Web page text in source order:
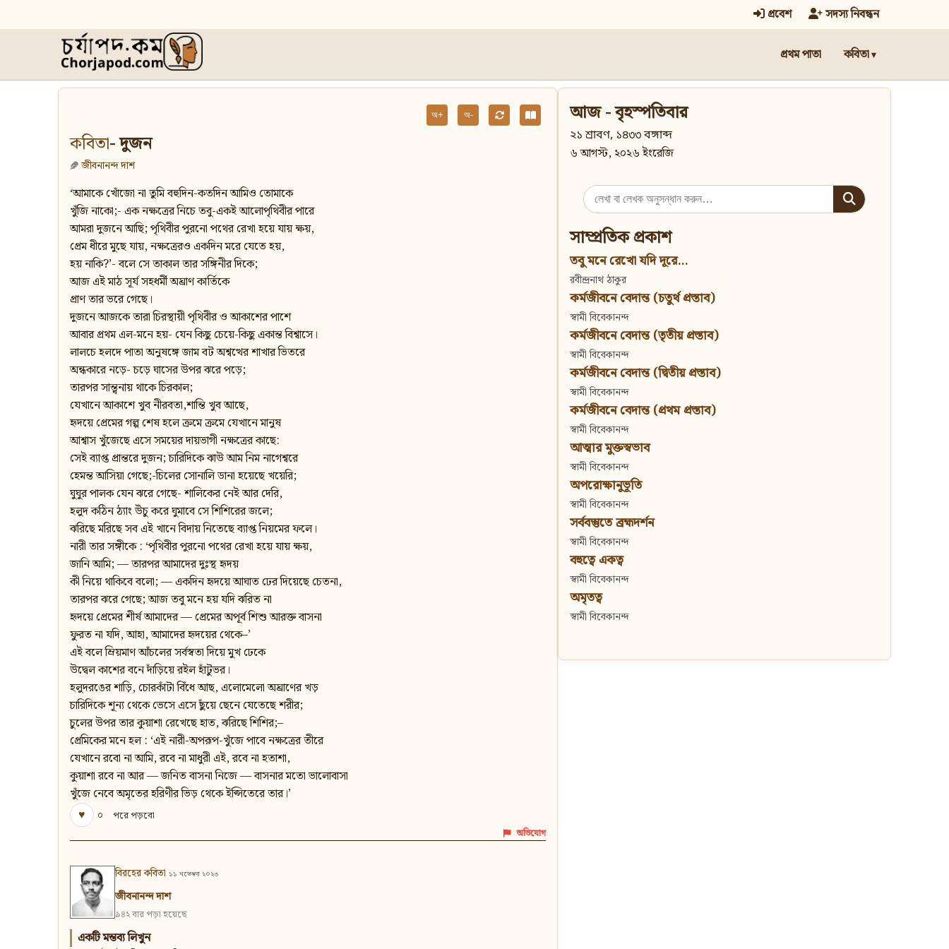
প্রবেশ সদস্য নিবন্ধন
প্রথম পাতা কবিতা
অ+ অ-
কবিতা- দুজন
জীবনানন্দ দাশ
‘আমাকে খোঁজো না তুমি বহুদিন-কতদিন আমিও তোমাকে
খুঁজি নাকো;- এক নক্ষত্রের নিচে তবু-একই আলোপৃথিবীর পারে
আমরা দুজনে আছি; পৃথিবীর পুরনো পথের রেখা হয়ে যায় ক্ষয়,
প্রেম ধীরে মুছে যায়, নক্ষত্রেরও একদিন মরে যেতে হয়,
হয় নাকি?’- বলে সে তাকাল তার সঙ্গিনীর দিকে;
আজ এই মাঠ সূর্য সহধর্মী অঘ্রাণ কার্তিকে
প্রাণ তার ভরে গেছে।
দুজনে আজকে তারা চিরস্থায়ী পৃথিবীর ও আকাশের পাশে
আবার প্রথম এল-মনে হয়- যেন কিছু চেয়ে-কিছু একান্ত বিশ্বাসে।
লালচে হলদে পাতা অনুষঙ্গে জাম বট অশ্বত্থের শাখার ভিতরে
অন্ধকারে নড়ে- চড়ে ঘাসের উপর ঝরে পড়ে;
তারপর সান্ত্বনায় থাকে চিরকাল;
যেখানে আকাশে খুব নীরবতা,শান্তি খুব আছে,
হৃদয়ে প্রেমের গল্প শেষ হলে ক্রমে ক্রমে যেখানে মানুষ
আশ্বাস খুঁজেছে এসে সময়ের দায়ভাগী নক্ষত্রের কাছে:
সেই ব্যাপ্ত প্রান্তরে দুজন; চারিদিকে ঝাউ আম নিম নাগেশ্বরে
হেমন্ত আসিয়া গেছে;-চিলের সোনালি ডানা হয়েছে খয়েরি;
ঘুঘুর পালক যেন ঝরে গেছে- শালিকের নেই আর দেরি,
হলুদ কঠিন ঠ্যাং উঁচু করে ঘুমাবে সে শিশিরের জলে;
ঝরিছে মরিছে সব এই খানে বিদায় নিতেছে ব্যাপ্ত নিয়মের ফলে।
নারী তার সঙ্গীকে : ‘পৃথিবীর পুরনো পথের রেখা হয়ে যায় ক্ষয়,
জানি আমি; — তারপর আমাদের দুঃস্থ হৃদয়
কী নিয়ে থাকিবে বলো; — একদিন হৃদয়ে আঘাত ঢের দিয়েছে চেতনা,
তারপর ঝরে গেছে; আজ তবু মনে হয় যদি ঝরিত না
হৃদয়ে প্রেমের শীর্ষ আমাদের — প্রেমের অপূর্ব শিশু আরক্ত বাসনা
ফুরত না যদি, আহা, আমাদের হৃদয়ের থেকে–’
এই বলে ম্রিয়মাণ আঁচলের সর্বস্বতা দিয়ে মুখ ঢেকে
উদ্বেল কাশের বনে দাঁড়িয়ে রইল হাঁটুভর।
হলুদরঙের শাড়ি, চোরকাঁটা বিঁধে আছ, এলোমেলো অঘ্রাণের খড়
চারিদিকে শূন্য থেকে ভেসে এসে ছুঁয়ে ছেনে যেতেছে শরীর;
চুলের উপর তার কুয়াশা রেখেছে হাত, ঝরিছে শিশির;–
প্রেমিকের মনে হল : ‘এই নারী-অপরূপ-খুঁজে পাবে নক্ষত্রের তীরে
যেখানে রবো না আমি, রবে না মাধুরী এই, রবে না হতাশা,
কুয়াশা রবে না আর — জনিত বাসনা নিজে — বাসনার মতো ভালোবাসা
খুঁজে নেবে অমৃতের হরিণীর ভিড় থেকে ইপ্সিতেরে তার।’
♥
০ পরে পড়বো
অভিযোগ
বিরহের কবিতা ১১ নভেম্বর ২০২৩
জীবনানন্দ দাশ
৯৪২ বার পড়া হয়েছে
একটি মন্তব্য লিখুন
আজ - বৃহস্পতিবার
২১ শ্রাবণ, ১৪৩৩ বঙ্গাব্দ
৬ আগস্ট, ২০২৬ ইংরেজি
Search
for:
সাম্প্রতিক প্রকাশ
তবু মনে রেখো যদি দূরে...
রবীন্দ্রনাথ ঠাকুর
কর্মজীবনে বেদান্ত (চতুর্থ প্রস্তাব)
স্বামী বিবেকানন্দ
কর্মজীবনে বেদান্ত (তৃতীয় প্রস্তাব)
স্বামী বিবেকানন্দ
কর্মজীবনে বেদান্ত (দ্বিতীয় প্রস্তাব)
স্বামী বিবেকানন্দ
কর্মজীবনে বেদান্ত (প্রথম প্রস্তাব)
স্বামী বিবেকানন্দ
আত্মার মুক্তস্বভাব
স্বামী বিবেকানন্দ
অপরোক্ষানুভূতি
স্বামী বিবেকানন্দ
সর্ববস্তুতে ব্রহ্মদর্শন
স্বামী বিবেকানন্দ
বহুত্বে একত্ব
স্বামী বিবেকানন্দ
অমৃতত্ব
স্বামী বিবেকানন্দ